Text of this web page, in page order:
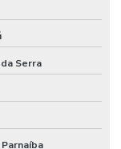
Serra